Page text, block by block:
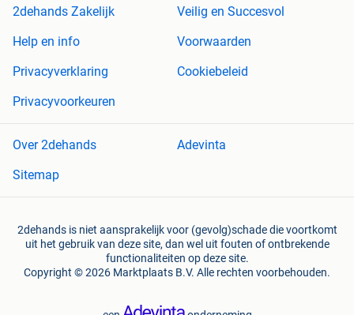
2dehands Zakelijk
Veilig en Succesvol
Help en info
Voorwaarden
Privacyverklaring
Cookiebeleid
Privacyvoorkeuren
Over 2dehands
Adevinta
Sitemap
2dehands is niet aansprakelijk voor (gevolg)schade die voortkomt
uit het gebruik van deze site, dan wel uit fouten of ontbrekende
functionaliteiten op deze site.
Copyright © 2026 Marktplaats B.V. Alle rechten voorbehouden.